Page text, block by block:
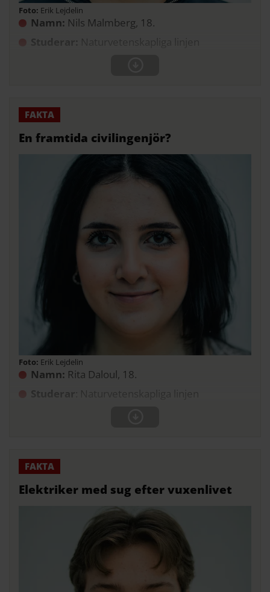
Erik Lejdelin
Namn: Nils Malmberg, 18.
Studerar:
Naturvetenskapliga linjen
En framtida civilingenjör?
Erik Lejdelin
Namn: Rita Daloul, 18.
Studerar
: Naturvetenskapliga linjen
Elektriker med sug efter vuxenlivet